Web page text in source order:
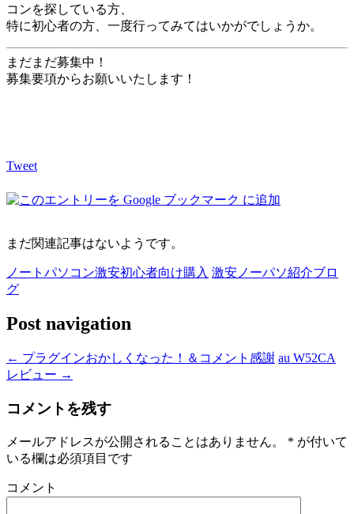
コンを探している方、
特に初心者の方、一度行ってみてはいかがでしょうか。
まだまだ募集中！
募集要項からお願いいたします！
Tweet
まだ関連記事はないようです。
ノートパソコン激安初心者向け購入 激安ノーパソ紹介ブロ
グ
Post navigation
← プラグインおかしくなった！＆コメント感謝 au W52CA
レビュー →
コメントを残す
メールアドレスが公開されることはありません。 * が付いて
いる欄は必須項目です
コメント